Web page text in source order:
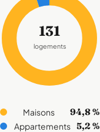
131
logements
Maisons 94,8 %
Appartements 5,2 %